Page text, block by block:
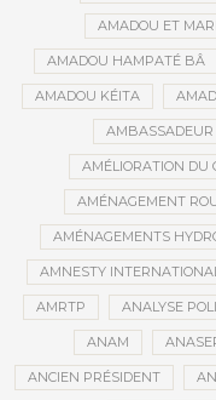
AMADOU ET
AMADOU HAMPATÉ BÂ
AMADOU KÉITA
AMÉLIORATION DU
AMÉNAGEMENT
AMÉNAGEMENTS
AMNESTY
AMRTP ANALYSE
ANAM
ANCIEN PRÉSIDENT